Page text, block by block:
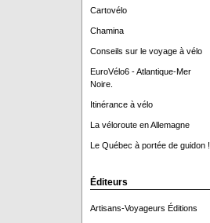
Cartovélo
Chamina
Conseils sur le voyage à vélo
EuroVélo6 - Atlantique-Mer
Noire.
Itinérance à vélo
La véloroute en Allemagne
Le Québec à portée de guidon !
Éditeurs
Artisans-Voyageurs Éditions